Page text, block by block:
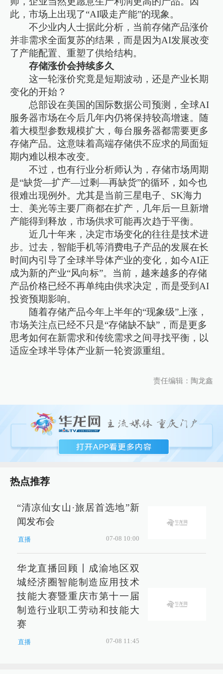
此，市场上出现了“AI吸走产能”的现象。
不少业内人士据此分析，当前存储产品涨价
并非需求全面复苏的结果，而是因为AI发展改变
了产能配置、重塑了供给结构。
存储涨价会持续多久
这一轮涨价究竟是短期波动，还是产业长期
变化的开始？
总部设在美国的国际数据公司预测，全球AI
服务器市场在今后几年内仍将保持较高增速。随
着大模型参数规模扩大，每台服务器都需要更多
存储产品。这意味着高端存储供不应求的局面短
期内难以根本改变。
不过，也有行业分析师认为，存储市场周期
是“缺货—扩产—过剩—再缺货”的循环，如今也
很难出现例外。尤其是当前三星电子、SK海力
士、美光等主要厂商都在扩产，几年后一旦新增
产能得到释放，市场供求可能再次趋于平衡。
近几十年来，决定市场变化的往往是技术进
步。过去，智能手机等消费电子产品的发展在长
时间内引导了全球半导体产业的变化，如今AI正
成为新的产业“风向标”。当前，越来越多的存储
产品价格已经不再单纯由供求决定，而是受到AI
投资预期影响。
随着存储产品今年上半年的“现象级”上涨，
市场关注点已经不只是“存储缺不缺”，而是更多
思考如何在新需求和传统需求之间寻找平衡，以
适应全球半导体产业新一轮资源重组。
责任编辑：陶龙鑫
热点推荐
“清凉仙女山·旅居首选地”新
闻发布会
直播 07-08 10:00
华龙直播回顾丨成渝地区双
城经济圈智能制造应用技术
技能大赛暨重庆市第十一届
制造行业职工劳动和技能大
赛
直播 07-08 11:45